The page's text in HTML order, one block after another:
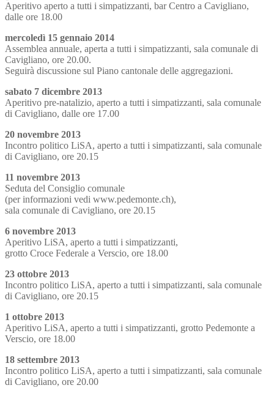
Aperitivo aperto a tutti i simpatizzanti, bar Centro a Cavigliano,
dalle ore 18.00
mercoledì 15 gennaio 2014
Assemblea annuale, aperta a tutti i simpatizzanti, sala comunale di
Cavigliano, ore 20.00.
Seguirà discussione sul Piano cantonale delle aggregazioni.
sabato 7 dicembre 2013
Aperitivo pre-natalizio, aperto a tutti i simpatizzanti, sala comunale
di Cavigliano, dalle ore 17.00
20 novembre 2013
Incontro politico LiSA, aperto a tutti i simpatizzanti, sala comunale
di Cavigliano, ore 20.15
11 novembre 2013
Seduta del Consiglio comunale
(per informazioni vedi www.pedemonte.ch),
sala comunale di Cavigliano, ore 20.15
6 novembre 2013
Aperitivo LiSA, aperto a tutti i simpatizzanti,
grotto Croce Federale a Verscio, ore 18.00
23 ottobre 2013
Incontro politico LiSA, aperto a tutti i simpatizzanti, sala comunale
di Cavigliano, ore 20.15
1 ottobre 2013
Aperitivo LiSA, aperto a tutti i simpatizzanti, grotto Pedemonte a
Verscio, ore 18.00
18 settembre 2013
Incontro politico LiSA, aperto a tutti i simpatizzanti, sala comunale
di Cavigliano, ore 20.00